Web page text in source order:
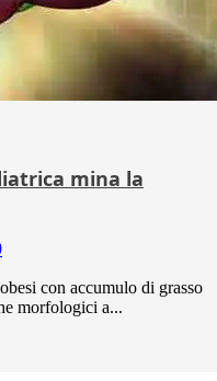
mina la
con accumulo di grasso
morfologici a...